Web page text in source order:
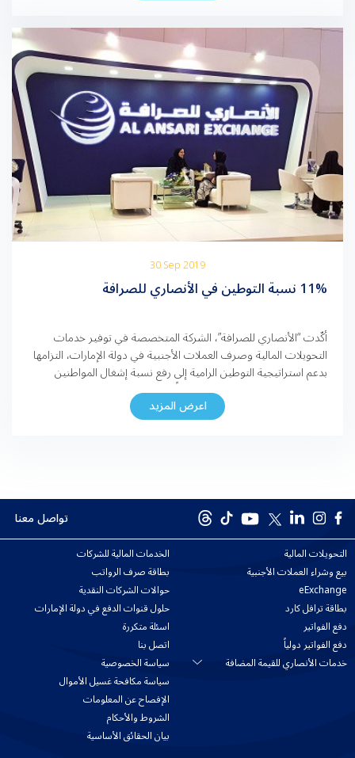
30 Sep 2019
11% نسبة التوطين في الأنصاري للصرافة
أكّدت “الأنصاري للصرافة”، الشركة المتخصصة في توفير خدمات
التحويلات المالية وصرف العملات الأجنبية في دولة الإمارات، التزامها
بدعم استراتيجية التوطين الرامية إلى رفع نسبة إشغال المواطنين
للوظائف في القطاع الخاص، تماشياً مع التوجّه الوطني نحو تعزيز
مشاركة الكوادر الوطنية في سوق القوى العاملة وفق مؤشرات الأجندة
الوطنية لـ “رؤية الإمارات 2021″، بما يحقق ميزة تنافسية […]
اعرض المزيد
تواصل معنا
التحويلات المالية
بيع وشراء العملات الأجنبية
eExchange
بطاقة ترافل كارد
دفع الفواتير
دفع الفواتير دولياً
خدمات الأنصاري للقيمة المضافة
الخدمات المالية للشركات
بطاقة صرف الرواتب
حوالات الشركات النقدية
حلول قنوات الدفع في دولة الإمارات
اسئلة متكررة
اتصل بنا
سياسة الخصوصية
سياسة مكافحة غسيل الأموال
الإفصاح عن المعلومات
الشروط والأحكام
بيان الحقائق الأساسية